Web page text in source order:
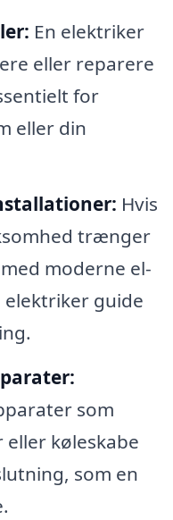
En elektriker
eller reparere
for
eller din
Hvis
trænger
moderne el-
elektriker guide
som
eller køleskabe
som en